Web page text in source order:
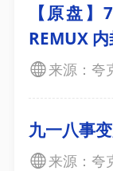
【原盘
REMUX
来源：夸
九一八事
来源：夸